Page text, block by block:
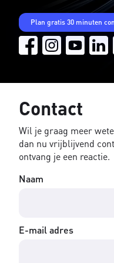
Plan gratis 30 minuten
Contact
Wil je graag meer
dan nu vrijblijvend
ontvang je een reactie.
Naam
E-mail adres